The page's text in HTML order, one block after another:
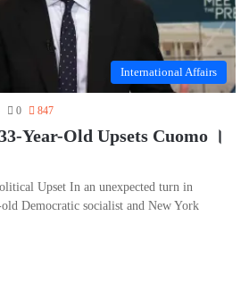
International Affairs
0 847
Year-Old Upsets Cuomo ।
Upset In an unexpected turn in
Democratic socialist and New York